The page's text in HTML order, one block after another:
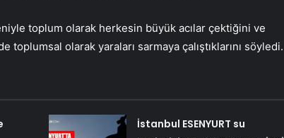
toplum olarak herkesin büyük acılar çektiğini ve
toplumsal olarak yaraları sarmaya çalıştıklarını söyledi.
İstanbul ESENYURT su